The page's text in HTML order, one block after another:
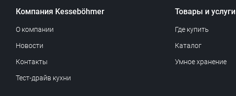
Компания Kesseböhmer
О компании
Новости
Контакты
Тест-драйв кухни
Товары и услуги
Где купить
Каталог
Умное хранение